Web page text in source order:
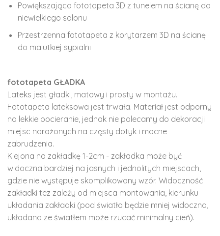
Powiększająca fototapeta 3D z tunelem na ścianę do
niewielkiego salonu
Przestrzenna fototapeta z korytarzem 3D na ścianę
do malutkiej sypialni
fototapeta GŁADKA
Lateks jest gładki, matowy i prosty w montażu.
Fototapeta lateksowa jest trwała. Materiał jest odporny
na lekkie pocieranie, jednak nie polecamy do dekoracji
miejsc narażonych na częsty dotyk i mocne
zabrudzenia.
Klejona na zakładkę 1-2cm - zakładka może być
widoczna bardziej na jasnych i jednolitych miejscach,
gdzie nie występuje skomplikowany wzór. Widoczność
zakładki tez zależy od miejsca montowania, kierunku
układania zakładki (pod światło będzie mniej widoczna,
układana ze światłem może rzucać minimalny cień).